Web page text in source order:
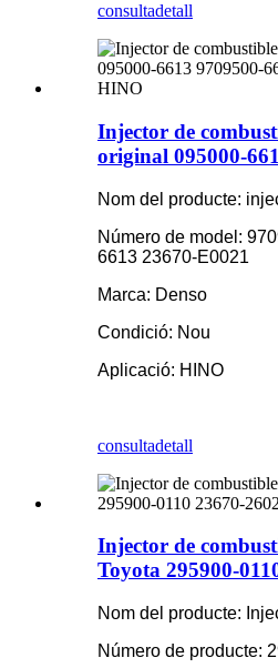
consultadetall
Injector de
original 095000-
Nom del producte:
Número de model:
6613 23670-E0021
Marca: Denso
Condició: Nou
Aplicació: HINO
consultadetall
Injector de
Toyota 295900-
Nom del producte:
Número de producte: